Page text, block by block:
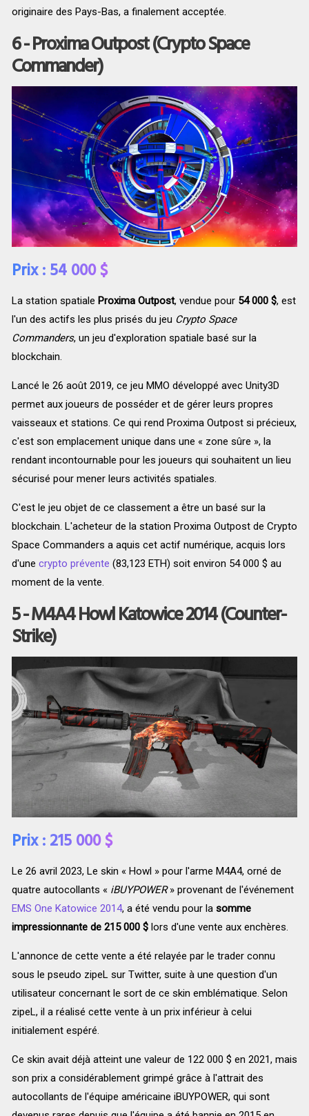
originaire des Pays-Bas, a finalement acceptée.
6 -Proxima Outpost (Crypto Space
Commander)
Prix : 54 000 $
La station spatiale Proxima Outpost, vendue pour 54 000 $, est
l'un des actifs les plus prisés du jeu Crypto Space
Commanders, un jeu d'exploration spatiale basé sur la
blockchain.
Lancé le 26 août 2019, ce jeu MMO développé avec Unity3D
permet aux joueurs de posséder et de gérer leurs propres
vaisseaux et stations. Ce qui rend Proxima Outpost si précieux,
c'est son emplacement unique dans une « zone sûre », la
rendant incontournable pour les joueurs qui souhaitent un lieu
sécurisé pour mener leurs activités spatiales.
C'est le jeu objet de ce classement a être un basé sur la
blockchain. L'acheteur de la station Proxima Outpost de Crypto
Space Commanders a aquis cet actif numérique, acquis lors
d'une crypto prévente (83,123 ETH) soit environ 54 000 $ au
moment de la vente.
5 - M4A4 Howl Katowice 2014 (Counter-
Strike)
Prix : 215 000 $
Le 26 avril 2023, Le skin « Howl » pour l'arme M4A4, orné de
quatre autocollants « iBUYPOWER» provenant de l'événement
EMS One Katowice 2014, a été vendu pour la somme
impressionnante de 215 000 $lors d'une vente aux enchères.
L'annonce de cette vente a été relayée par le trader connu
sous le pseudo zipeL sur Twitter, suite à une question d'un
utilisateur concernant le sort de ce skin emblématique. Selon
zipeL, il a réalisé cette vente à un prix inférieur à celui
initialement espéré.
Ce skin avait déjà atteint une valeur de 122 000 $ en 2021, mais
son prix a considérablement grimpé grâce à l'attrait des
autocollants de l'équipe américaine iBUYPOWER, qui sont